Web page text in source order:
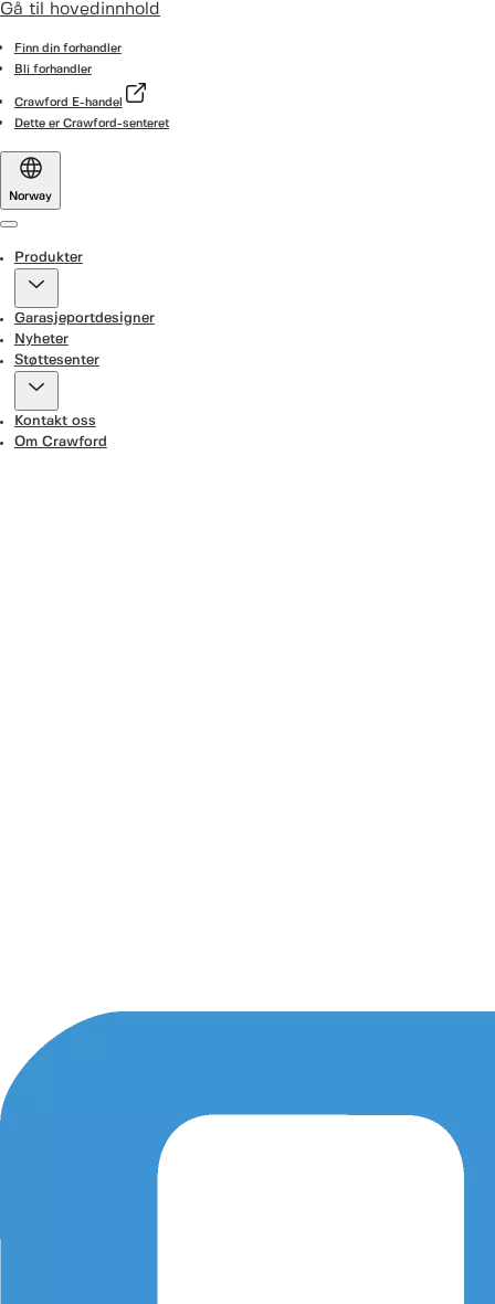
Gå til hovedinnhold
Finn din forhandler
Bli forhandler
Crawford E-handel
Dette er Crawford-senteret
Norway
Produkter
Garasjeportdesigner
Nyheter
Støttesenter
Kontakt oss
Om Crawford